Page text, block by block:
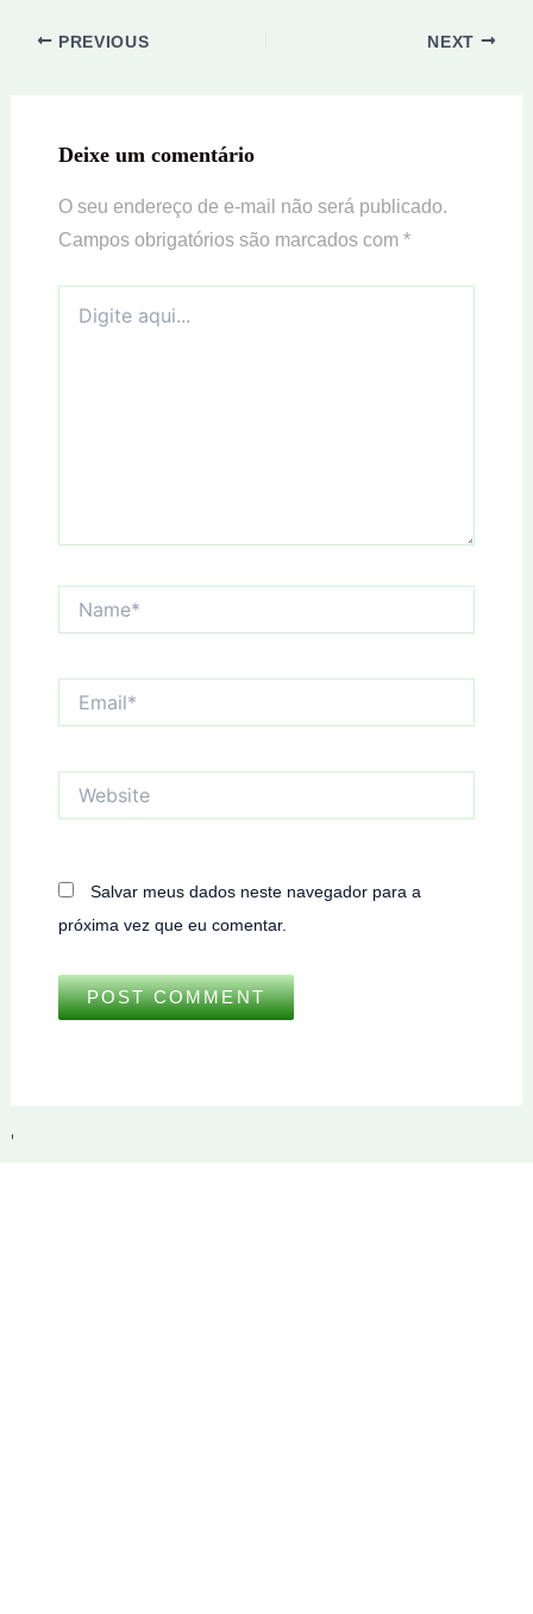
PREVIOUS NEXT
Deixe um comentário
O seu endereço de e-mail não será publicado.
Campos obrigatórios são marcados com *
aqui...
Salvar meus dados neste navegador para a
próxima vez que eu comentar.